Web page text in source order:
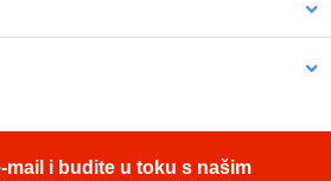
mail i budite u toku s našim